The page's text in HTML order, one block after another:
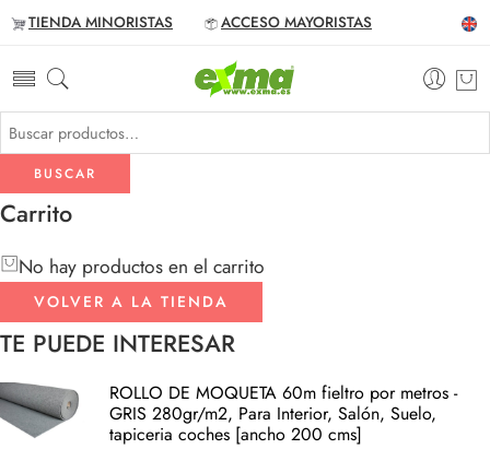
TIENDA MINORISTAS ACCESO MAYORISTAS
BUSCAR
Carrito
No hay productos en el carrito
VOLVER A LA TIENDA
TE PUEDE INTERESAR
ROLLO DE MOQUETA 60m fieltro por metros -
GRIS 280gr/m2, Para Interior, Salón, Suelo,
tapiceria coches [ancho 200 cms]